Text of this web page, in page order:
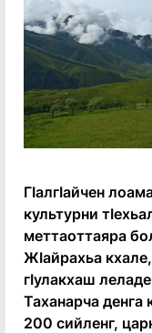
Гӏалгӏайчен
культурни
меттаоттаяра
Жӏайрахьа
гӏулакхаш
Таханарча денга
200 сийленг,